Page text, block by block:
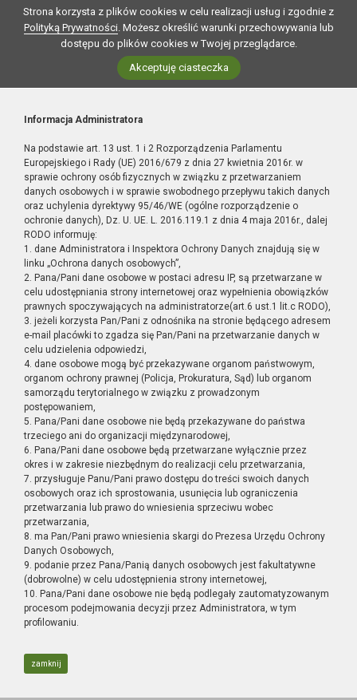
Strona korzysta z plików cookies w celu realizacji usług i zgodnie z
Polityką Prywatności. Możesz określić warunki przechowywania lub
dostępu do plików cookies w Twojej przeglądarce.
Akceptuję ciasteczka
Informacja Administratora
Na podstawie art. 13 ust. 1 i 2 Rozporządzenia Parlamentu
Europejskiego i Rady (UE) 2016/679 z dnia 27 kwietnia 2016r. w
sprawie ochrony osób fizycznych w związku z przetwarzaniem
danych osobowych i w sprawie swobodnego przepływu takich danych
oraz uchylenia dyrektywy 95/46/WE (ogólne rozporządzenie o
ochronie danych), Dz. U. UE. L. 2016.119.1 z dnia 4 maja 2016r., dalej
RODO informuję:
1. dane Administratora i Inspektora Ochrony Danych znajdują się w
linku „Ochrona danych osobowych”,
2. Pana/Pani dane osobowe w postaci adresu IP, są przetwarzane w
celu udostępniania strony internetowej oraz wypełnienia obowiązków
prawnych spoczywających na administratorze(art.6 ust.1 lit.c RODO),
3. jeżeli korzysta Pan/Pani z odnośnika na stronie będącego adresem
e-mail placówki to zgadza się Pan/Pani na przetwarzanie danych w
celu udzielenia odpowiedzi,
4. dane osobowe mogą być przekazywane organom państwowym,
organom ochrony prawnej (Policja, Prokuratura, Sąd) lub organom
samorządu terytorialnego w związku z prowadzonym
postępowaniem,
5. Pana/Pani dane osobowe nie będą przekazywane do państwa
trzeciego ani do organizacji międzynarodowej,
6. Pana/Pani dane osobowe będą przetwarzane wyłącznie przez
okres i w zakresie niezbędnym do realizacji celu przetwarzania,
7. przysługuje Panu/Pani prawo dostępu do treści swoich danych
osobowych oraz ich sprostowania, usunięcia lub ograniczenia
przetwarzania lub prawo do wniesienia sprzeciwu wobec
przetwarzania,
8. ma Pan/Pani prawo wniesienia skargi do Prezesa Urzędu Ochrony
Danych Osobowych,
9. podanie przez Pana/Panią danych osobowych jest fakultatywne
(dobrowolne) w celu udostępnienia strony internetowej,
10. Pana/Pani dane osobowe nie będą podlegały zautomatyzowanym
procesom podejmowania decyzji przez Administratora, w tym
profilowaniu.
zamknij